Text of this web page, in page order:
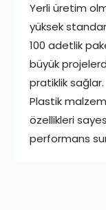
Yerli üretim
yüksek
100 adetlik
büyük
pratiklik sağlar.
Plastik
özellikleri
performans